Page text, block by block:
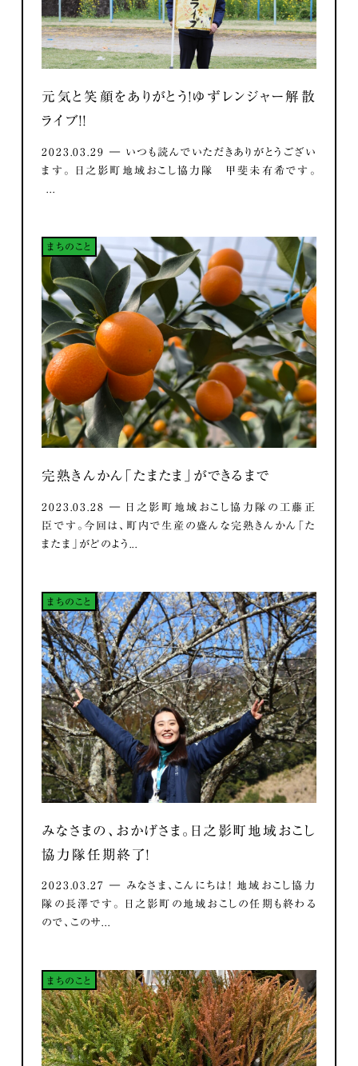
元気と笑顔をありがとう！ゆずレンジャー解散
ライブ！！
2023.03.29 ― いつも読んでいただきありがとうござい
ます。 日之影町地域おこし協力隊 甲斐未有希です。
...
まちのこと
完熟きんかん「たまたま」ができるまで
2023.03.28 ― 日之影町地域おこし協力隊の工藤正
臣です。今回は、町内で生産の盛んな完熟きんかん「た
またま」がどのよう...
まちのこと
みなさまの、おかげさま。日之影町地域おこし
協力隊任期終了！
2023.03.27 ― みなさま、こんにちは！ 地域おこし協力
隊の長澤です。 日之影町の地域おこしの任期も終わる
ので、このサ...
まちのこと